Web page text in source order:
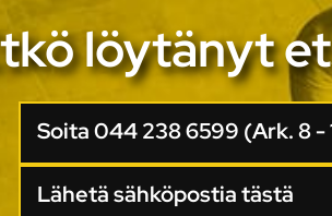
löytänyt
Soita 044 238 6599 (Ark. 8 -
Lähetä sähköpostia tästä